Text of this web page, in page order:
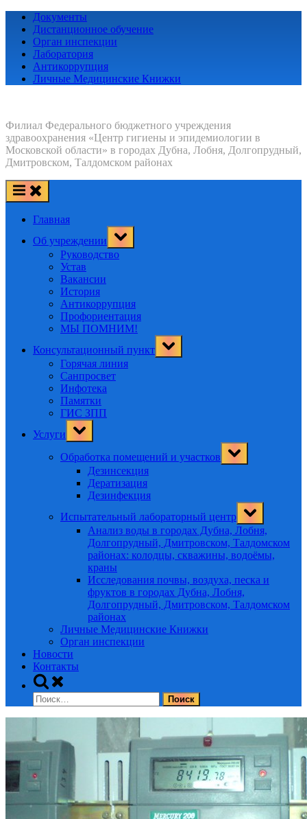
Skip
content
Документы
Дистанционное обучение
Орган инспекции
Лаборатория
Антикоррупция
Личные Медицинские Книжки
Филиал Федерального бюджетного учреждения
здравоохранения «Центр гигиены и эпидемиологии в
Московской области» в городах Дубна, Лобня, Долгопрудный,
Дмитровском, Талдомском районах
Главная
Об учреждении
Toggle
sub-
menu
Руководство
Устав
Вакансии
История
Антикоррупция
Профориентация
МЫ ПОМНИМ!
Консультационный пункт
Toggle
sub-
Горячая линия
Санпросвет
Инфотека
Памятки
ГИС ЗПП
Услуги
Toggle
sub-
Обработка помещений и участков
Toggle
sub-
Дезинсекция
Дератизация
Дезинфекция
Испытательный лабораторный центр
Toggle
sub-
menu
Анализ воды в городах Дубна, Лобня,
Долгопрудный, Дмитровском, Талдомском
районах: колодцы, скважины, водоёмы,
краны
Исследования почвы, воздуха, песка и
фруктов в городах Дубна, Лобня,
Долгопрудный, Дмитровском, Талдомском
районах
Личные Медицинские Книжки
Орган инспекции
Новости
Контакты
Toggle
search
form
Найти: